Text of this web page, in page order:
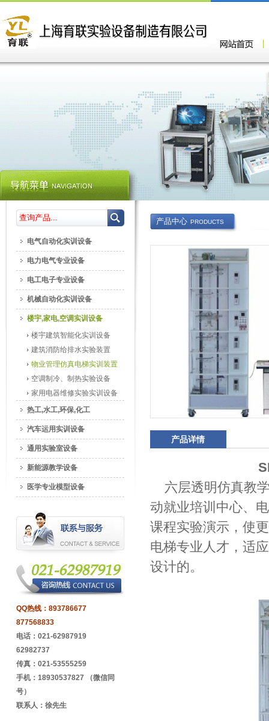
产品中心 PRODUCTS
产品详情
六层透明仿真教
动就业培训中心、
课程实验演示，使
电梯专业人才，适
设计的。
电气自动化实训设备
电力电气专业设备
电工电子专业设备
机械自动化实训设备
楼宇,家电,空调实训设备
楼宇建筑智能化实训设备
建筑消防给排水实验装置
物业管理仿真电梯实训装置
空调制冷、制热实验设备
家用电器维修实验实训设备
热工,水工,环保,化工
汽车运用实训设备
通用实验室设备
新能源教学设备
医学专业模型设备
QQ热线： 893786677
877568833
电话：021-62987919
62982737
传真：021-53555259
手机：18930537827 （微信同
号）
联系人：徐先生